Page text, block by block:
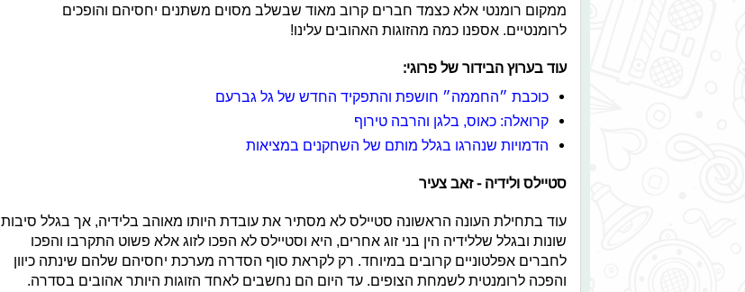
ממקום רומנטי אלא כצמד חברים קרוב מאוד שבשלב מסוים משתנים יחסיהם והופכים
לרומנטיים. אספנו כמה מהזוגות האהובים עלינו!
עוד בערוץ הבידור של פרוגי:
כוכבת ״החממה״ חושפת והתפקיד החדש של גל גברעם
קרואלה: כאוס, בלגן והרבה טירוף
הדמויות שנהרגו בגלל מותם של השחקנים במציאות
סטיילס ולידיה - זאב צעיר
עוד בתחילת העונה הראשונה סטיילס לא מסתיר את עובדת היותו מאוהב בלידיה, אך בגלל סיבות
שונות ובגלל שללידיה הין בני זוג אחרים, היא וסטיילס לא הפכו לזוג אלא פשוט התקרבו והפכו
לחברים אפלטוניים קרובים במיוחד. רק לקראת סוף הסדרה מערכת יחסיהם שלהם שינתה כיוון
והפכה לרומנטית לשמחת הצופים. עד היום הם נחשבים לאחד הזוגות היותר אהובים בסדרה.